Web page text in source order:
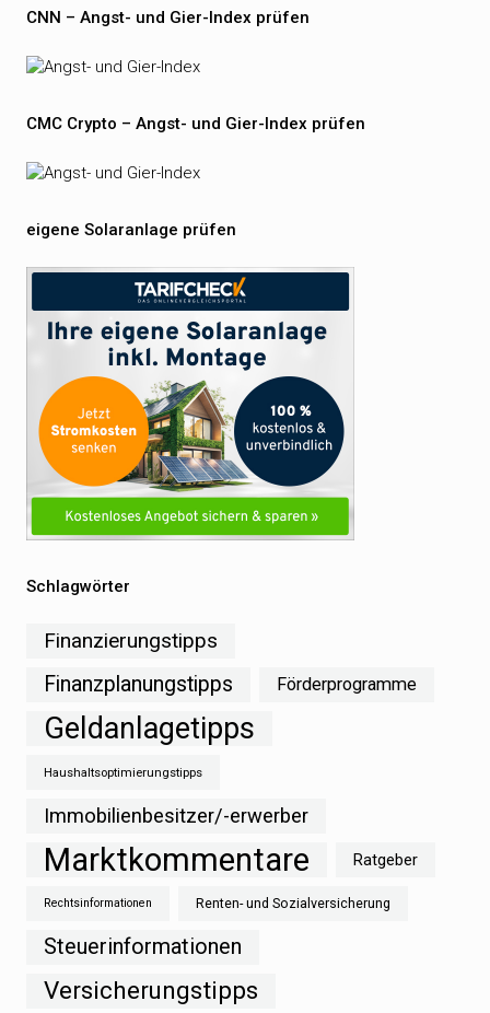
CNN – Angst- und Gier-Index prüfen
CMC Crypto – Angst- und Gier-Index prüfen
eigene Solaranlage prüfen
Schlagwörter
Finanzierungstipps
Finanzplanungstipps
Förderprogramme
Geldanlagetipps
Haushaltsoptimierungstipps
Immobilienbesitzer/-erwerber
Marktkommentare Ratgeber
Rechtsinformationen Renten- und Sozialversicherung
Steuerinformationen
Versicherungstipps